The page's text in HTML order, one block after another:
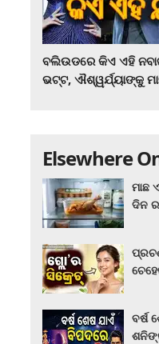
ବଲିଉଡରେ କିଏ ଏହି
ଭଟ୍ଟ, ଐଶ୍ୱର୍ଯ୍ୟାଙ୍କୁ
Elsewhere
ମାଛ
ଦିନ
ବର୍ଷ